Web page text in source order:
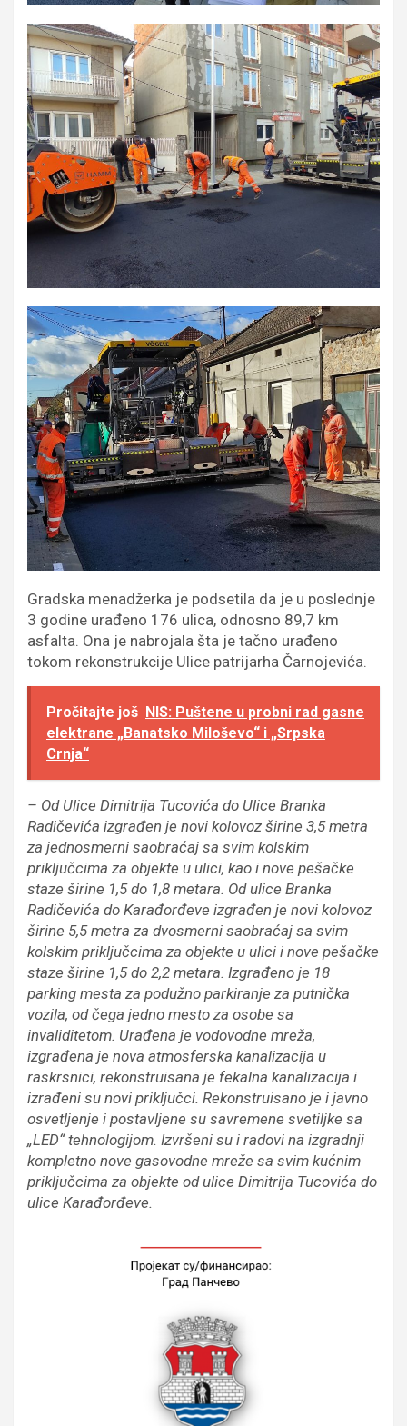
Gradska menadžerka je podsetila da je u poslednje
3 godine urađeno 176 ulica, odnosno 89,7 km
asfalta. Ona je nabrojala šta je tačno urađeno
tokom rekonstrukcije Ulice patrijarha Čarnojevića.
Pročitajte još NIS: Puštene u probni rad gasne
elektrane „Banatsko Miloševo“ i „Srpska
Crnja“
– Od Ulice Dimitrija Tucovića do Ulice Branka
Radičevića izgrađen je novi kolovoz širine 3,5 metra
za jednosmerni saobraćaj sa svim kolskim
priključcima za objekte u ulici, kao i nove pešačke
staze širine 1,5 do 1,8 metara. Od ulice Branka
Radičevića do Karađorđeve izgrađen je novi kolovoz
širine 5,5 metra za dvosmerni saobraćaj sa svim
kolskim priključcima za objekte u ulici i nove pešačke
staze širine 1,5 do 2,2 metara. Izgrađeno je 18
parking mesta za podužno parkiranje za putnička
vozila, od čega jedno mesto za osobe sa
invaliditetom. Urađena je vodovodne mreža,
izgrađena je nova atmosferska kanalizacija u
raskrsnici, rekonstruisana je fekalna kanalizacija i
izrađeni su novi priključci. Rekonstruisano je i javno
osvetljenje i postavljene su savremene svetiljke sa
„LED“ tehnologijom. Izvršeni su i radovi na izgradnji
kompletno nove gasovodne mreže sa svim kućnim
priključcima za objekte od ulice Dimitrija Tucovića do
ulice Karađorđeve.